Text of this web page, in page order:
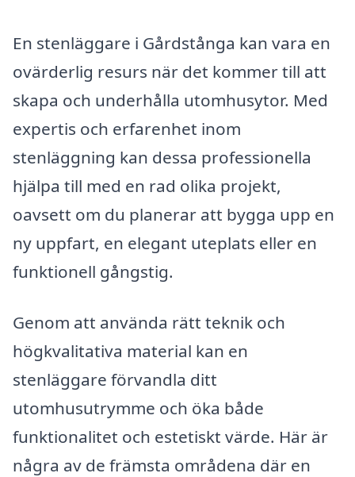
En stenläggare i Gårdstånga kan vara en
ovärderlig resurs när det kommer till att
skapa och underhålla utomhusytor. Med
expertis och erfarenhet inom
stenläggning kan dessa professionella
hjälpa till med en rad olika projekt,
oavsett om du planerar att bygga upp en
ny uppfart, en elegant uteplats eller en
funktionell gångstig.
Genom att använda rätt teknik och
högkvalitativa material kan en
stenläggare förvandla ditt
utomhusutrymme och öka både
funktionalitet och estetiskt värde. Här är
några av de främsta områdena där en